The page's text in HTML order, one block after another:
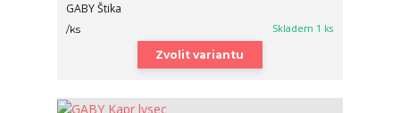
GABY Štika
/ks Skladem 1 ks
Zvolit variantu